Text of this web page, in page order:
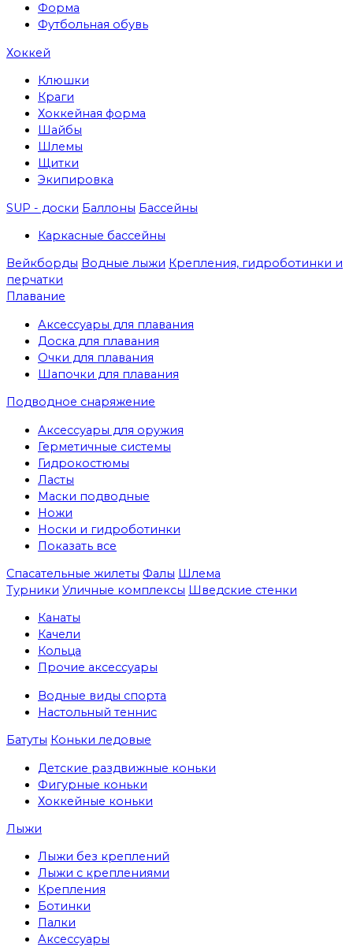
Форма
Футбольная обувь
Хоккей
Клюшки
Краги
Хоккейная форма
Шайбы
Шлемы
Щитки
Экипировка
SUP - доски Баллоны Бассейны
Каркасные бассейны
Вейкборды Водные лыжи Крепления, гидроботинки и
перчатки
Плавание
Аксессуары для плавания
Доска для плавания
Очки для плавания
Шапочки для плавания
Подводное снаряжение
Аксессуары для оружия
Герметичные системы
Гидрокостюмы
Ласты
Маски подводные
Ножи
Носки и гидроботинки
Показать все
Спасательные жилеты Фалы Шлема
Турники Уличные комплексы Шведские стенки
Канаты
Качели
Кольца
Прочие аксессуары
Водные виды спорта
Настольный теннис
Батуты Коньки ледовые
Детские раздвижные коньки
Фигурные коньки
Хоккейные коньки
Лыжи
Лыжи без креплений
Лыжи с креплениями
Крепления
Ботинки
Палки
Аксессуары